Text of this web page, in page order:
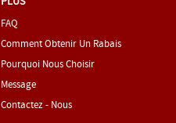
FAQ
Comment Obtenir Un Rabais
Pourquoi Nous Choisir
Message
Contactez - Nous